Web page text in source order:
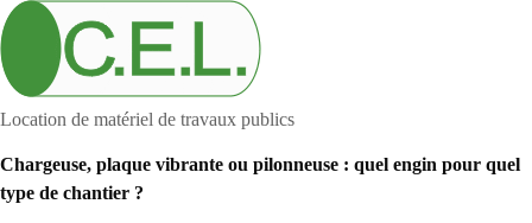
Location de matériel de travaux publics
Chargeuse, plaque vibrante ou pilonneuse : quel engin pour quel
type de chantier ?